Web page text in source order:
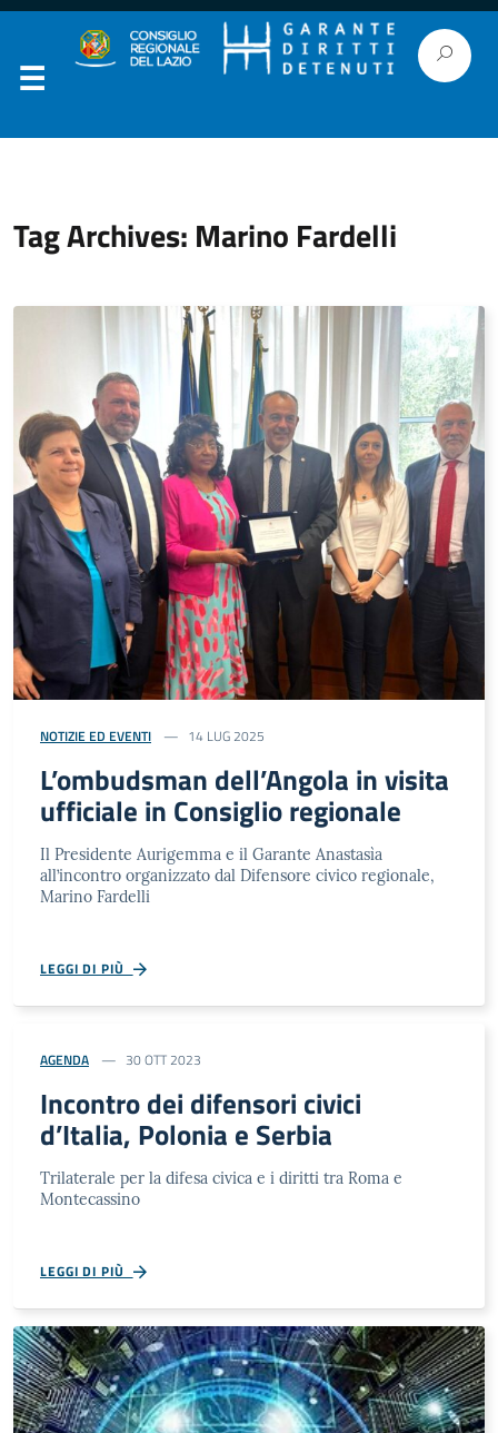
Tag Archives: Marino Fardelli
NOTIZIE ED EVENTI 14 LUG 2025
L’ombudsman dell’Angola in visita
ufficiale in Consiglio regionale
Il Presidente Aurigemma e il Garante Anastasìa
all’incontro organizzato dal Difensore civico regionale,
Marino Fardelli
LEGGI DI PIÙ
AGENDA 30 OTT 2023
Incontro dei difensori civici
d’Italia, Polonia e Serbia
Trilaterale per la difesa civica e i diritti tra Roma e
Montecassino
LEGGI DI PIÙ